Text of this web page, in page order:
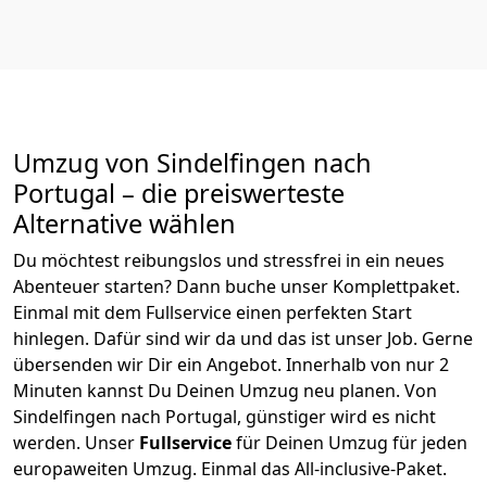
Umzug von Sindelfingen nach
Portugal – die preiswerteste
Alternative wählen
Du möchtest reibungslos und stressfrei in ein neues
Abenteuer starten? Dann buche unser Komplettpaket.
Einmal mit dem Fullservice einen perfekten Start
hinlegen. Dafür sind wir da und das ist unser Job. Gerne
übersenden wir Dir ein Angebot. Innerhalb von nur2
Minuten kannst Du Deinen Umzug neu planen. Von
Sindelfingen nach Portugal, günstiger wird es nicht
werden. Unser Fullservicefür Deinen Umzug für jeden
europaweiten Umzug. Einmal das All-inclusive-Paket.